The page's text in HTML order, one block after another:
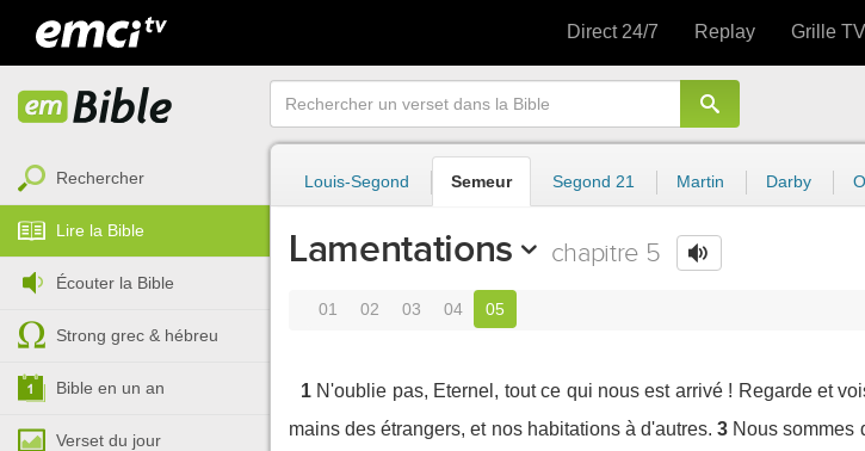
Direct 24/7 Replay Grille TV
Rechercher
Lire la Bible
Écouter la Bible
Strong grec & hébreu
Bible en un an
Verset du jour
Louis-Segond Semeur Segond 21 Martin Darby
Lamentations chapitre 5
01 02 03 04 05
1 N'oublie pas, Eternel, tout ce qui nous est arrivé ! Regarde et
mains des étrangers, et nos habitations à d'autres. 3 Nous sommes